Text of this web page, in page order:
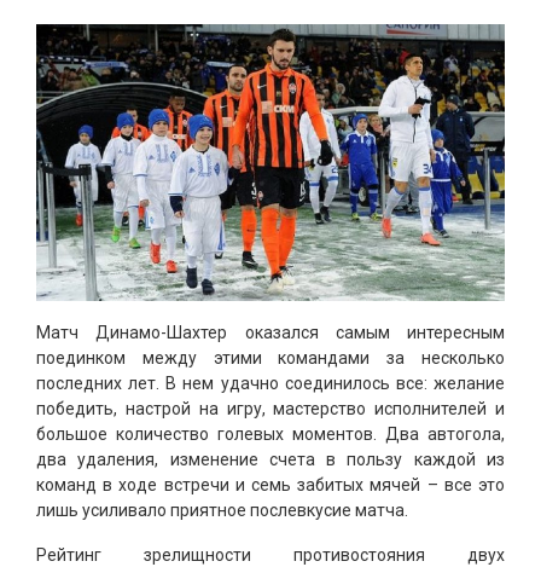
Матч Динамо-Шахтер оказался самым интересным
поединком между этими командами за несколько
последних лет. В нем удачно соединилось все: желание
победить, настрой на игру, мастерство исполнителей и
большое количество голевых моментов. Два автогола,
два удаления, изменение счета в пользу каждой из
команд в ходе встречи и семь забитых мячей – все это
лишь усиливало приятное послевкусие матча.
Рейтинг зрелищности противостояния двух